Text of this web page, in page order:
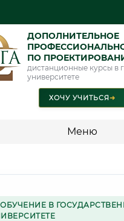
ДОПОЛНИТЕЛЬНОЕ
ПО
дистанционные курсы в
университете
ХОЧУ УЧИТЬСЯ➜
Меню
В